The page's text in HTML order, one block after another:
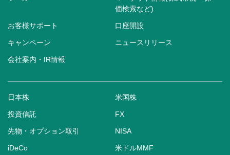
価検索など)
お客様サポート 口座開設
キャンペーン ニュースリリース
会社案内・IR情報
日本株 米国株
投資信託 FX
先物・オプション取引 NISA
iDeCo 米ドルMMF